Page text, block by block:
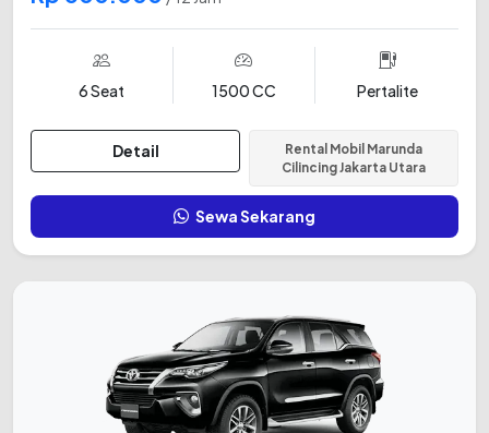
6 Seat 1500 CC Pertalite
Detail
Rental Mobil Marunda
Cilincing Jakarta Utara
Sewa Sekarang